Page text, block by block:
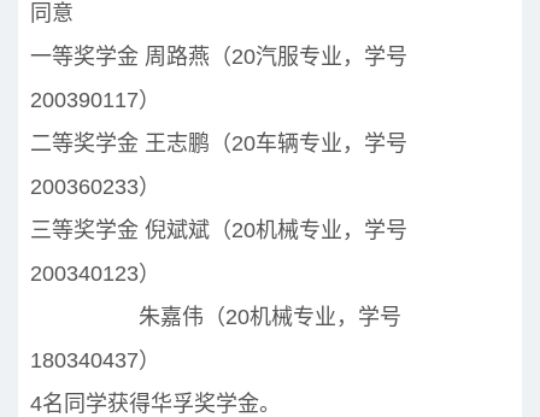
同意
一等奖学金 周路燕（20汽服专业，学号
200390117）
二等奖学金 王志鹏（20车辆专业，学号
200360233）
三等奖学金 倪斌斌（20机械专业，学号
200340123）
朱嘉伟（20机械专业，学号
180340437）
4名同学获得华孚奖学金。